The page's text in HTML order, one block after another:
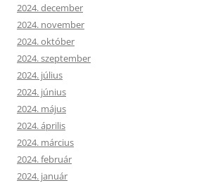
2024. december
2024. november
2024. október
2024. szeptember
2024. július
2024. június
2024. május
2024. április
2024. március
2024. február
2024. január